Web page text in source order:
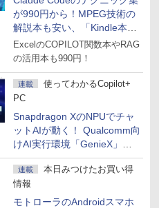
が990円から！MPEG技術の
解説本も安い、「Kindle本サ
マーセール」第2弾開始！
ExcelのCOPILOT関数本やRAG
の活用本も990円！
連載
使ってわかるCopilot+
PC
Snapdragon XのNPUでチャ
ットAIが動く！ Qualcomm向
けAI実行環境「GenieX」を
試してみた
連載
本日みつけたお買い得
情報
モトローラのAndroidスマホ